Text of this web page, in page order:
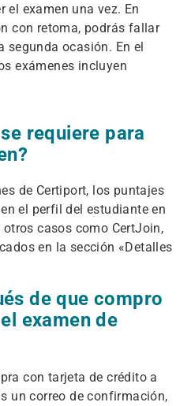
el examen una vez. En
con retoma, podrás fallar
segunda ocasión. En el
exámenes incluyen
requiere para
de Certiport, los puntajes
el perfil del estudiante en
casos como CertJoin,
en la sección «Detalles
de que compro
examen de
con tarjeta de crédito a
un correo de confirmación,